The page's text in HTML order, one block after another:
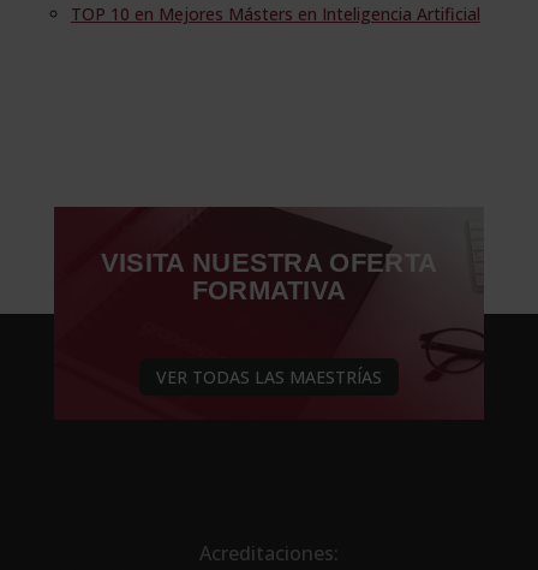
TOP 10 en Mejores Másters en Inteligencia Artificial
VISITA NUESTRA OFERTA
FORMATIVA
VER TODAS LAS MAESTRÍAS
Acreditaciones: